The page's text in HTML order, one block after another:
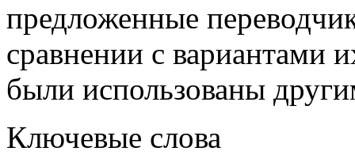
предложенные
сравнении с вариантами
были использованы
Ключевые слова